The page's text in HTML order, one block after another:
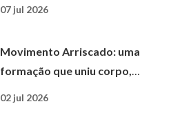
07 jul 2026
Movimento Arriscado: uma
formação que uniu corpo,
02 jul 2026